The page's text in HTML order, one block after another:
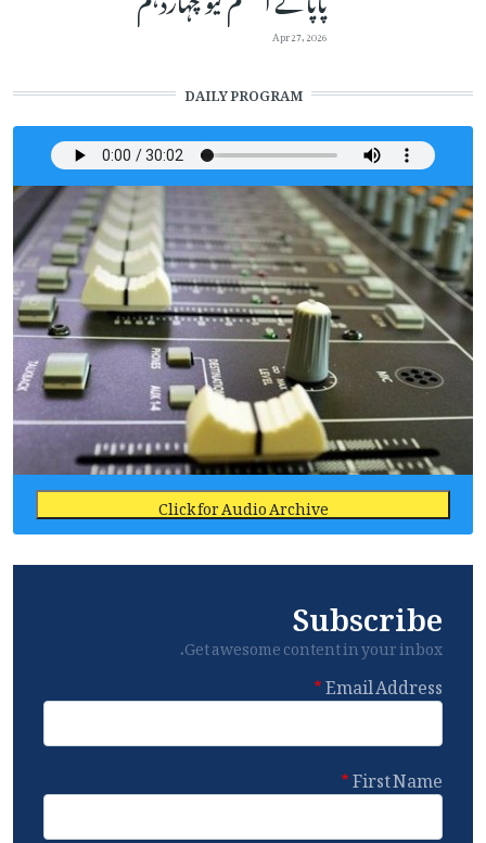
Apr 27, 2026
DAILY PROGRAM
Click for Audio Archive
Subscribe
Get awesome content in your inbox.
Email Address
First Name